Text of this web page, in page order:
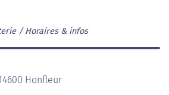
Horaires & infos
Honfleur